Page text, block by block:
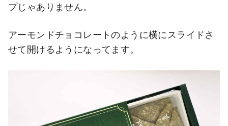
プじゃありません。
アーモンドチョコレートのように横にスライドさ
せて開けるようになってます。